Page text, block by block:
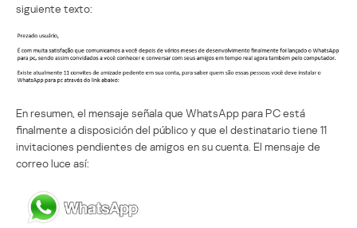
siguiente texto:
En resumen, el mensaje señala que WhatsApp para PC está
finalmente a disposición del público y que el destinatario tiene 11
invitaciones pendientes de amigos en su cuenta. El mensaje de
correo luce así: